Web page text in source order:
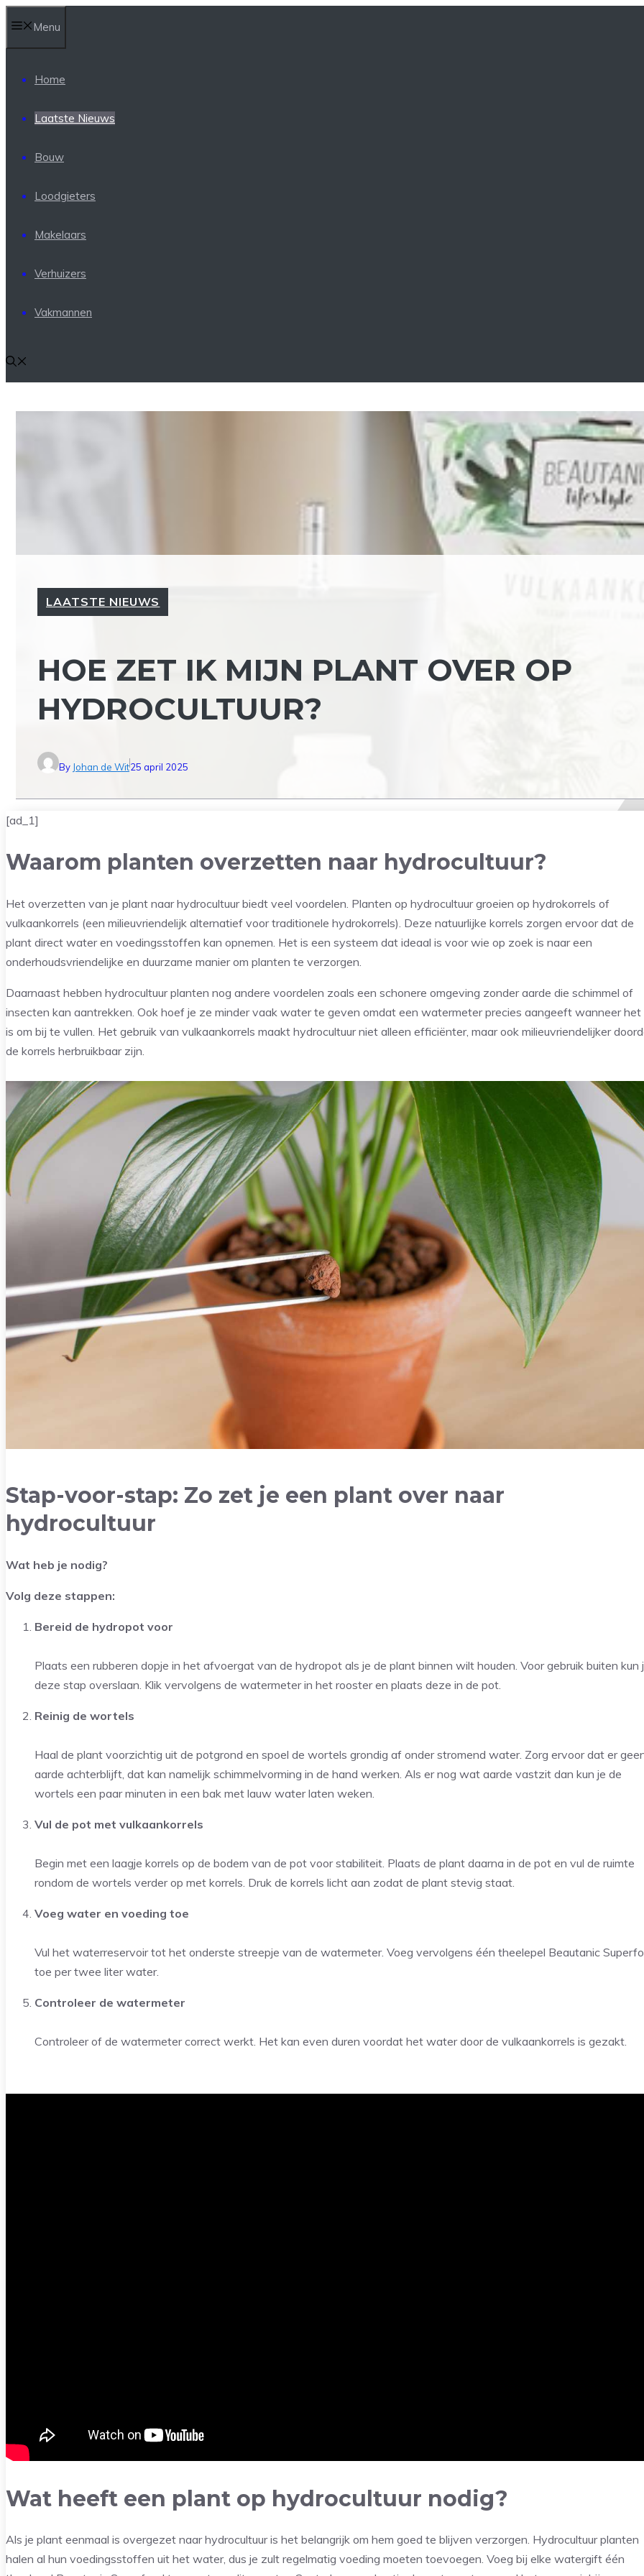
naar
de
inhoud
Menu
Home
Laatste Nieuws
Bouw
Loodgieters
Makelaars
Verhuizers
Vakmannen
LAATSTE NIEUWS
HOE ZET IK MIJN PLANT OVER OP
HYDROCULTUUR?
By Johan de Wit25 april 2025
[ad_1]
Waarom planten overzetten naar hydrocultuur?
Het overzetten van je plant naar hydrocultuur biedt veel voordelen. Planten op hydrocultuur groeien op hydrokorrels of
vulkaankorrels (een milieuvriendelijk alternatief voor traditionele hydrokorrels). Deze natuurlijke korrels zorgen ervoor dat de
plant direct water en voedingsstoffen kan opnemen. Het is een systeem dat ideaal is voor wie op zoek is naar een
onderhoudsvriendelijke en duurzame manier om planten te verzorgen.
Daarnaast hebben hydrocultuur planten nog andere voordelen zoals een schonere omgeving zonder aarde die schimmel of
insecten kan aantrekken. Ook hoef je ze minder vaak water te geven omdat een watermeter precies aangeeft wanneer
is om bij te vullen. Het gebruik van vulkaankorrels maakt hydrocultuur niet alleen efficiënter, maar ook milieuvriendelijker
de korrels herbruikbaar zijn.
Stap-voor-stap: Zo zet je een plant over naar
hydrocultuur
Wat heb je nodig?
Volg deze stappen:
Bereid de hydropot voor
Plaats een rubberen dopje in het afvoergat van de hydropot als je de plant binnen wilt houden. Voor gebruik buiten kun
deze stap overslaan. Klik vervolgens de watermeter in het rooster en plaats deze in de pot.
Reinig de wortels
Haal de plant voorzichtig uit de potgrond en spoel de wortels grondig af onder stromend water. Zorg ervoor dat er
aarde achterblijft, dat kan namelijk schimmelvorming in de hand werken. Als er nog wat aarde vastzit dan kun je de
wortels een paar minuten in een bak met lauw water laten weken.
Vul de pot met vulkaankorrels
Begin met een laagje korrels op de bodem van de pot voor stabiliteit. Plaats de plant daarna in de pot en vul de ruimte
rondom de wortels verder op met korrels. Druk de korrels licht aan zodat de plant stevig staat.
Voeg water en voeding toe
Vul het waterreservoir tot het onderste streepje van de watermeter. Voeg vervolgens één theelepel Beautanic
toe per twee liter water.
Controleer de watermeter
Controleer of de watermeter correct werkt. Het kan even duren voordat het water door de vulkaankorrels is gezakt.
Wat heeft een plant op hydrocultuur nodig?
Als je plant eenmaal is overgezet naar hydrocultuur is het belangrijk om hem goed te blijven verzorgen. Hydrocultuur planten
halen al hun voedingsstoffen uit het water, dus je zult regelmatig voeding moeten toevoegen. Voeg bij elke watergift één